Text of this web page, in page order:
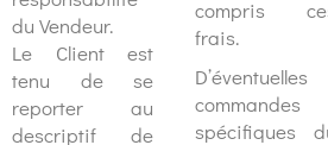
du Vendeur.
Le Client est
tenu de se
reporter au
descriptif de
compris
frais.
D’éventuelles
commandes
spécifiques